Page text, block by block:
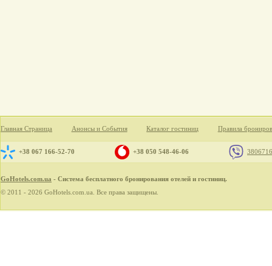
Главная Страница Анонсы и События Каталог гостиниц Правила
+38 067 166-52-70 +38 050 548-46-06
GoHotels.com.ua - Система бесплатного бронирования отелей и гостиниц.
© 2011 - 2026 GoHotels.com.ua. Все права защищены.